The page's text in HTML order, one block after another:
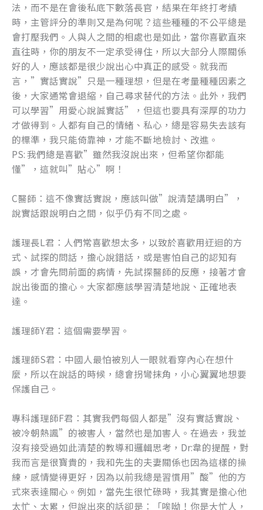
法，而不是在會後私底下數落長官，結果在年終打考績
時，主管評分的準則又是為何呢？這些種種的不公平總是
會打壓我們。人與人之間的相處也是如此，當你喜歡直來
直往時，你的朋友不一定承受得住，所以大部分人際關係
好的人，應該都是很少說出心中真正的感受。就我而
言，”實話實說”只是一種理想，但是在考量種種因素之
後，大家通常會退縮，自己尋求替代的方法。此外，我們
可以學習”用愛心說誠實話”，但這也要具有深厚的功力
才做得到。人都有自己的情緒、私心，總是容易失去該有
的標準，我只能倚靠神，才能不斷地檢討、改進。
PS: 我們總是喜歡”雖然我沒說出來，但希望你都能
懂”，這就叫”貼心”啊！
C醫師：這不像實話實說，應該叫做”說清楚講明白”，
說實話跟說明白之間，似乎仍有不同之處。
護理長L君：人們常喜歡想太多，以致於喜歡用迂迴的方
式、試探的問話，擔心說錯話，或是害怕自己的認知有
誤，才會先問前面的病情，先試探醫師的反應，接著才會
說出後面的擔心。大家都應該學習清楚地說、正確地表
達。
護理師Y君：這個需要學習。
護理師S君：中國人最怕被別人一眼就看穿內心在想什
麼，所以在說話的時候，總會拐彎抹角，小心翼翼地想要
保護自己。
專科護理師F君：其實我們每個人都是”沒有實話實說、
被冷朝熱諷”的被害人，當然也是加害人。在過去，我並
沒有接受過如此清楚的教導和邏輯思考，Dr:韋的提醒，對
我而言是很寶貴的，我和先生的夫妻關係也因為這樣的操
練，感情變得更好，因為以前我總是習慣用”酸”他的方
式來表達關心。例如，當先生很忙碌時，我其實是擔心他
太忙、太累，但說出來的話卻是：「唉呦！你是大忙人，